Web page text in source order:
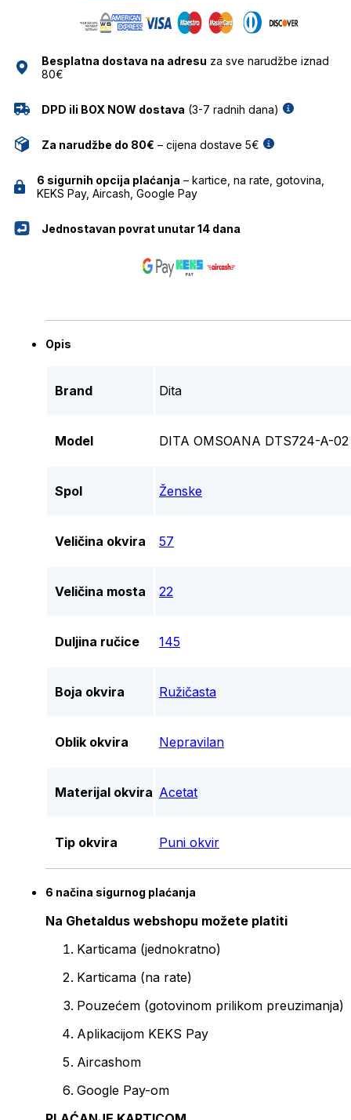
Besplatna dostava na adresu za sve narudžbe iznad
80€
DPD ili BOX NOW dostava (3-7 radnih dana)
Za narudžbe do 80€ – cijena dostave 5€
6 sigurnih opcija plaćanja – kartice, na rate, gotovina,
KEKS Pay, Aircash, Google Pay
Jednostavan povrat unutar 14 dana
Opis
Brand Dita
Model DITA OMSOANA DTS724-A-
Spol Ženske
Veličina okvira 57
Veličina mosta 22
Duljina ručice 145
Boja okvira Ružičasta
Oblik okvira Nepravilan
Materijal okvira Acetat
Tip okvira Puni okvir
6 načina sigurnog plaćanja
Na Ghetaldus webshopu možete platiti
Karticama (jednokratno)
Karticama (na rate)
Pouzećem (gotovinom prilikom preuzimanja)
Aplikacijom KEKS Pay
Aircashom
Google Pay-om